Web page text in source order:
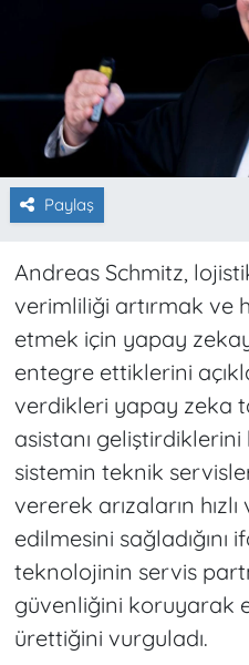
Paylaş
Andreas Schmitz,
verimliliği artırmak ve
etmek için yapay
entegre ettiklerini
verdikleri yapay zeka
asistanı
sistemin teknik
vererek arızaların
edilmesini sağladığını
teknolojinin servis
güvenliğini koruyarak
ürettiğini vurguladı.